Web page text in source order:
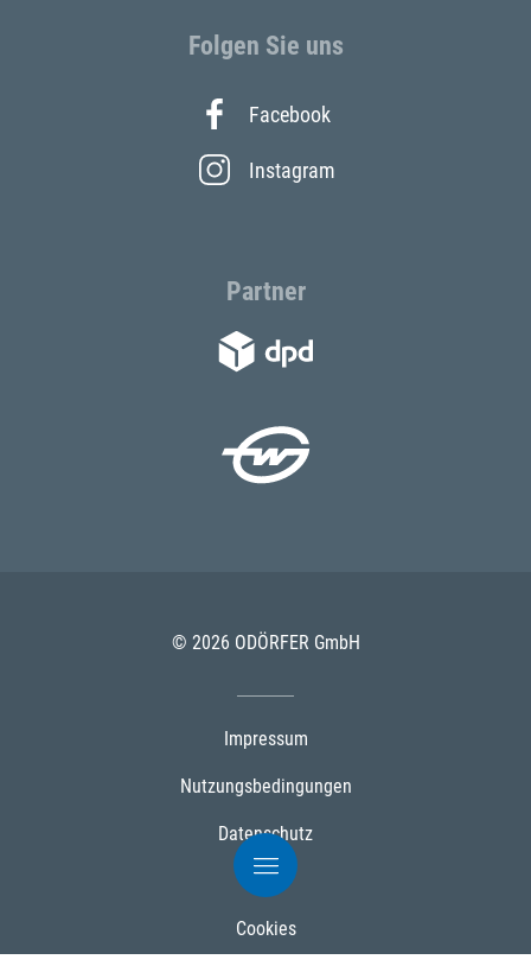
Folgen Sie uns
Facebook
Instagram
Partner
© 2026 ODÖRFER GmbH
Impressum
Nutzungsbedingungen
Datenschutz
AGB
Cookies